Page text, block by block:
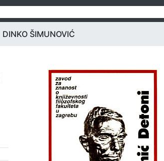
DINKO ŠIMUNOVIĆ